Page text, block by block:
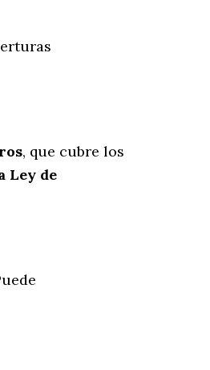
, que cubre los
Ley de